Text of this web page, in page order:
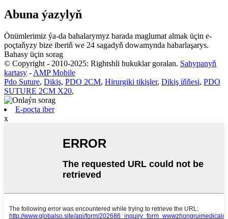
Abuna ýazylyň
Önümlerimiz ýa-da bahalarymyz barada maglumat almak üçin e-
poçtaňyzy bize iberiň we 24 sagadyň dowamynda habarlaşarys.
Bahasy üçin sorag
© Copyright - 2010-2025: Rightshli hukuklar goralan. Sahypanyň
kartasy - AMP Mobile
Pdo Suture, Dikiş, PDO 2CM, Hirurgiki tikişler, Dikiş iňňesi, PDO
SUTURE 2CM X20,
E-poçta iber
x